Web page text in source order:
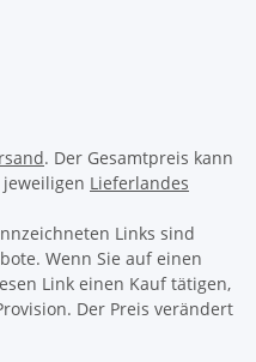
. Der Gesamtpreis kann
Lieferlandes
Links sind
Wenn Sie auf einen
Link einen Kauf tätigen,
Der Preis verändert